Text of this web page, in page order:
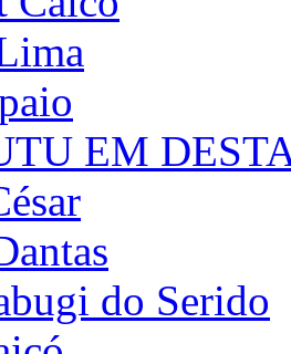
EM
do Serido